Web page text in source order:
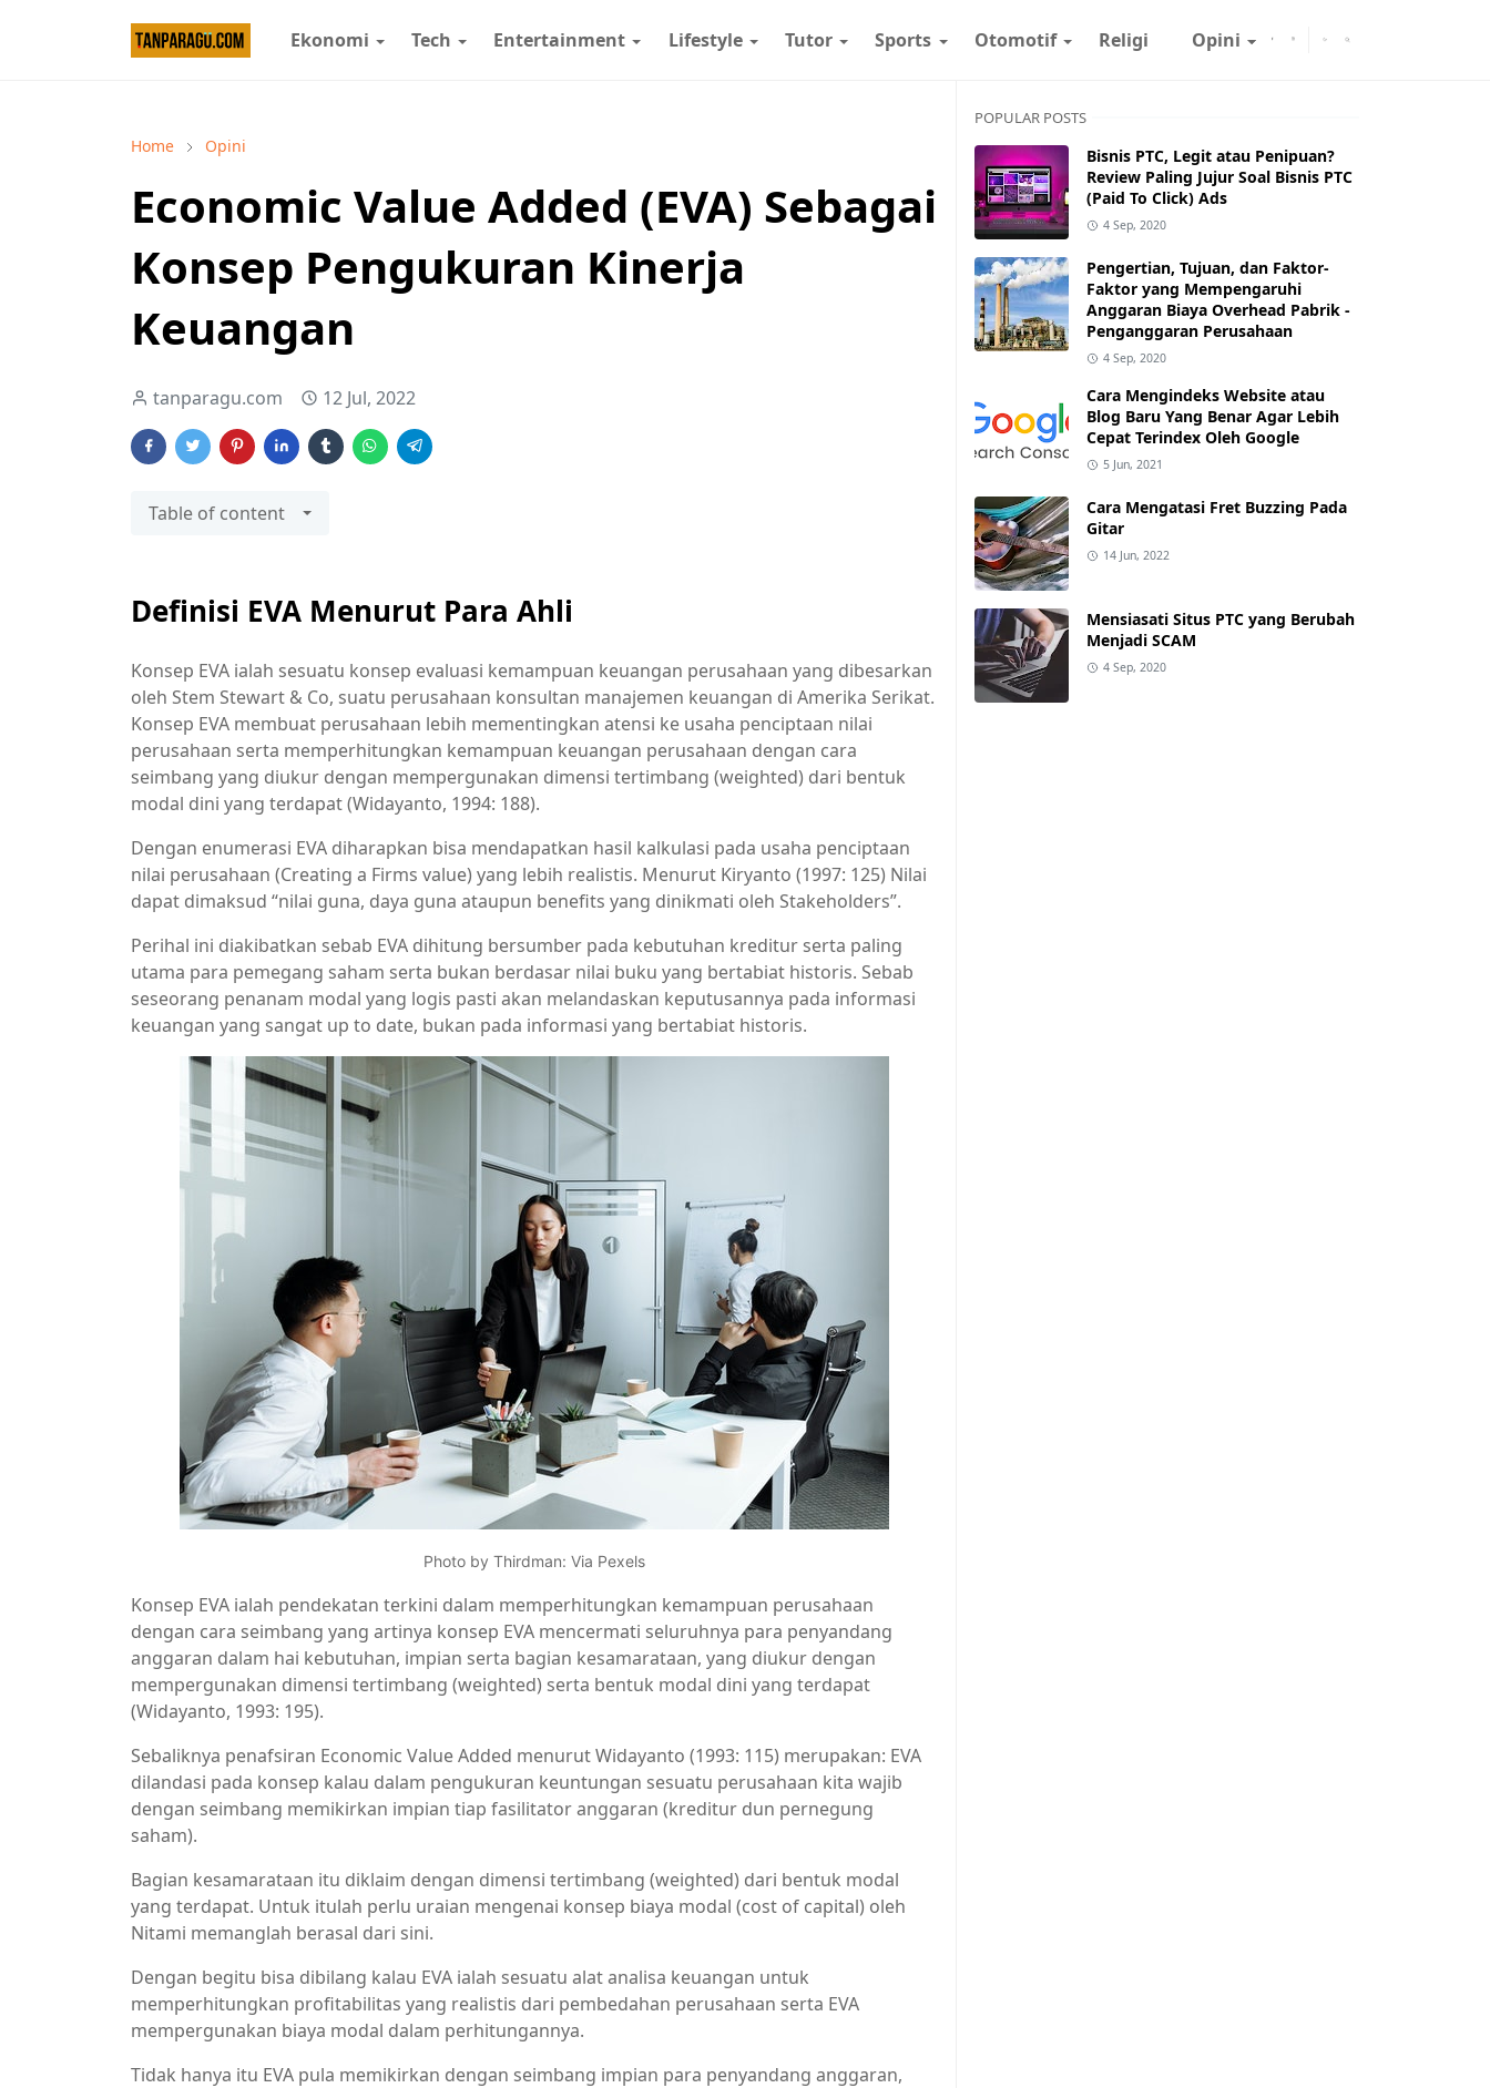
Ekonomi Tech Entertainment Lifestyle Tutor Sports Otomotif Religi Opini
Home Opini
Economic Value Added (EVA) Sebagai
Konsep Pengukuran Kinerja
Keuangan
tanparagu.com 12 Jul, 2022
Table of content
Definisi EVA Menurut Para Ahli
Konsep EVA ialah sesuatu konsep evaluasi kemampuan keuangan perusahaan yang dibesarkan
oleh Stem Stewart & Co, suatu perusahaan konsultan manajemen keuangan di Amerika Serikat.
Konsep EVA membuat perusahaan lebih mementingkan atensi ke usaha penciptaan nilai
perusahaan serta memperhitungkan kemampuan keuangan perusahaan dengan cara
seimbang yang diukur dengan mempergunakan dimensi tertimbang (weighted) dari bentuk
modal dini yang terdapat (Widayanto, 1994: 188).
Dengan enumerasi EVA diharapkan bisa mendapatkan hasil kalkulasi pada usaha penciptaan
nilai perusahaan (Creating a Firms value) yang lebih realistis. Menurut Kiryanto (1997: 125) Nilai
dapat dimaksud “nilai guna, daya guna ataupun benefits yang dinikmati oleh Stakeholders”.
Perihal ini diakibatkan sebab EVA dihitung bersumber pada kebutuhan kreditur serta paling
utama para pemegang saham serta bukan berdasar nilai buku yang bertabiat historis. Sebab
seseorang penanam modal yang logis pasti akan melandaskan keputusannya pada informasi
keuangan yang sangat up to date, bukan pada informasi yang bertabiat historis.
Photo by Thirdman: Via Pexels
Konsep EVA ialah pendekatan terkini dalam memperhitungkan kemampuan perusahaan
dengan cara seimbang yang artinya konsep EVA mencermati seluruhnya para penyandang
anggaran dalam hai kebutuhan, impian serta bagian kesamarataan, yang diukur dengan
mempergunakan dimensi tertimbang (weighted) serta bentuk modal dini yang terdapat
(Widayanto, 1993: 195).
Sebaliknya penafsiran Economic Value Added menurut Widayanto (1993: 115) merupakan: EVA
dilandasi pada konsep kalau dalam pengukuran keuntungan sesuatu perusahaan kita wajib
dengan seimbang memikirkan impian tiap fasilitator anggaran (kreditur dun pernegung
saham).
Bagian kesamarataan itu diklaim dengan dimensi tertimbang (weighted) dari bentuk modal
yang terdapat. Untuk itulah perlu uraian mengenai konsep biaya modal (cost of capital) oleh
Nitami memanglah berasal dari sini.
Dengan begitu bisa dibilang kalau EVA ialah sesuatu alat analisa keuangan untuk
memperhitungkan profitabilitas yang realistis dari pembedahan perusahaan serta EVA
mempergunakan biaya modal dalam perhitungannya.
Tidak hanya itu EVA pula memikirkan dengan seimbang impian para penyandang anggaran,
POPULAR POSTS
Bisnis PTC, Legit atau Penipuan?
Review Paling Jujur Soal Bisnis PTC
(Paid To Click) Ads
4 Sep, 2020
Pengertian, Tujuan, dan Faktor-
Faktor yang Mempengaruhi
Anggaran Biaya Overhead Pabrik -
Penganggaran Perusahaan
4 Sep, 2020
Cara Mengindeks Website atau
Blog Baru Yang Benar Agar Lebih
Cepat Terindex Oleh Google
5 Jun, 2021
Cara Mengatasi Fret Buzzing Pada
Gitar
14 Jun, 2022
Mensiasati Situs PTC yang Berubah
Menjadi SCAM
4 Sep, 2020